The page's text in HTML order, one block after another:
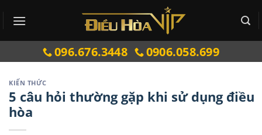
qua
096.676.3448 0906.058.699
KIẾN THỨC
5 câu hỏi thường gặp khi sử dụng điều
hòa